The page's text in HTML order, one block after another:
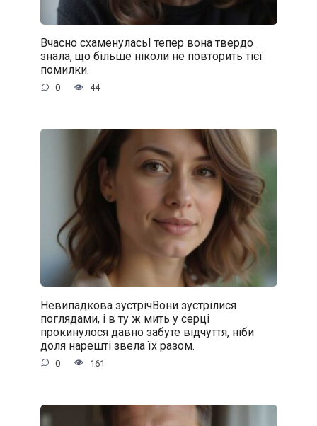
Вчасно схаменуласьІ тепер вона твердо
знала, що більше ніколи не повторить тієї
помилки.
0 44
Невипадкова зустрічВони зустрілися
поглядами, і в ту ж мить у серці
прокинулося давно забуте відчуття, ніби
доля нарешті звела їх разом.
0 161